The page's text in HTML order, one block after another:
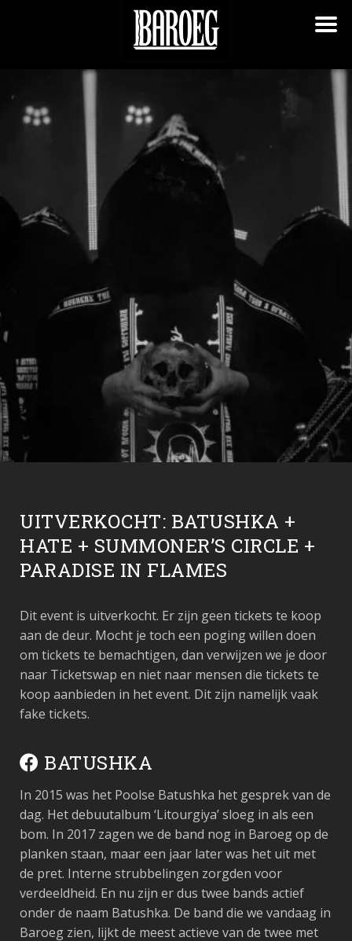
UITVERKOCHT: BATUSHKA +
HATE + SUMMONER’S CIRCLE +
PARADISE IN FLAMES
Dit event is uitverkocht. Er zijn geen tickets te koop
aan de deur. Mocht je toch een poging willen doen
om tickets te bemachtigen, dan verwijzen we je door
naar Ticketswap en niet naar mensen die tickets te
koop aanbieden in het event. Dit zijn namelijk vaak
fake tickets.
BATUSHKA
In 2015 was het Poolse Batushka het gesprek van de
dag. Het debuutalbum ‘Litourgiya’ sloeg in als een
bom. In 2017 zagen we de band nog in Baroeg op de
planken staan, maar een jaar later was het uit met
de pret. Interne strubbelingen zorgden voor
verdeeldheid. En nu zijn er dus twee bands actief
onder de naam Batushka. De band die we vandaag in
Baroeg zien, lijkt de meest actieve van de twee met